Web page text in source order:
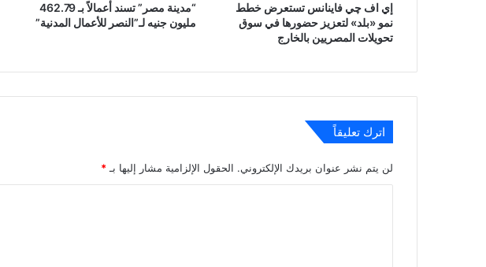
إي اف چي فاينانس تستعرض خطط
نمو «بلد» لتعزيز حضورها في سوق
تحويلات المصريين بالخارج
“مدينة مصر” تسند أعمالاً بـ 462.79
مليون جنيه لـ”النصر للأعمال المدنية”
اترك تعليقاً
لن يتم نشر عنوان بريدك الإلكتروني. الحقول الإلزامية مشار إليها بـ *